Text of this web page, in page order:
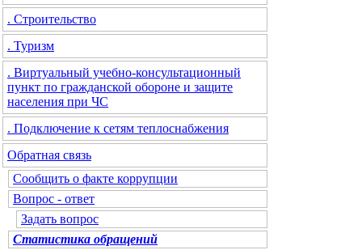
. Строительство
. Туризм
. Виртуальный учебно-консультационный
пункт по гражданской обороне и защите
населения при ЧС
. Подключение к сетям теплоснабжения
Обратная связь
Сообщить о факте коррупции
Вопрос - ответ
Задать вопрос
Статистика обращений